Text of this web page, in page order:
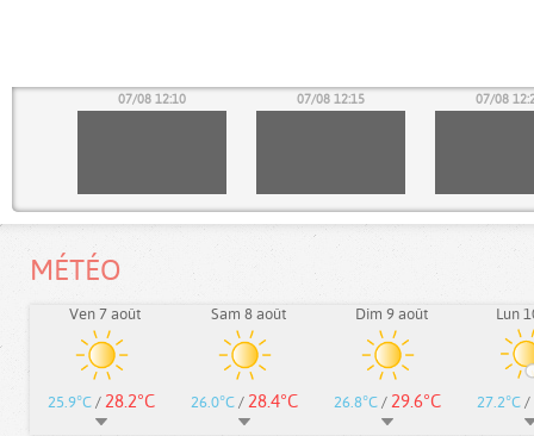
07/08 12:10 07/08 12:15 07/08
MÉTÉO
Ven 7 août
25.9°C / 28.2°C
Sam 8 août
26.0°C / 28.4°C
Dim 9 août
26.8°C / 29.6°C
Lun
27.2°C /